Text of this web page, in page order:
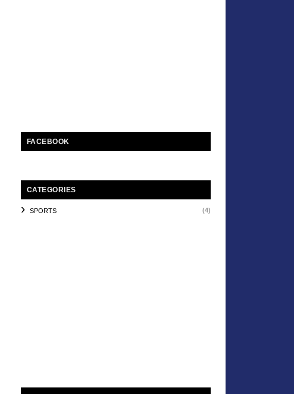
FACEBOOK
CATEGORIES
SPORTS (4)